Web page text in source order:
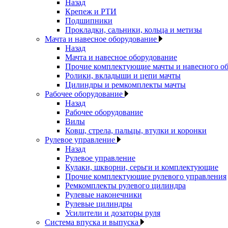
Назад
Крепеж и РТИ
Подшипники
Прокладки, сальники, кольца и метизы
Мачта и навесное оборудование
Назад
Мачта и навесное оборудование
Прочие комплектующие мачты и навесного
Ролики, вкладыши и цепи мачты
Цилиндры и ремкомплекты мачты
Рабочее оборудование
Назад
Рабочее оборудование
Вилы
Ковш, стрела, пальцы, втулки и коронки
Рулевое управление
Назад
Рулевое управление
Кулаки, шкворни, серьги и комплектующие
Прочие комплектующие рулевого управления
Ремкомплекты рулевого цилиндра
Рулевые наконечники
Рулевые цилиндры
Усилители и дозаторы руля
Система впуска и выпуска